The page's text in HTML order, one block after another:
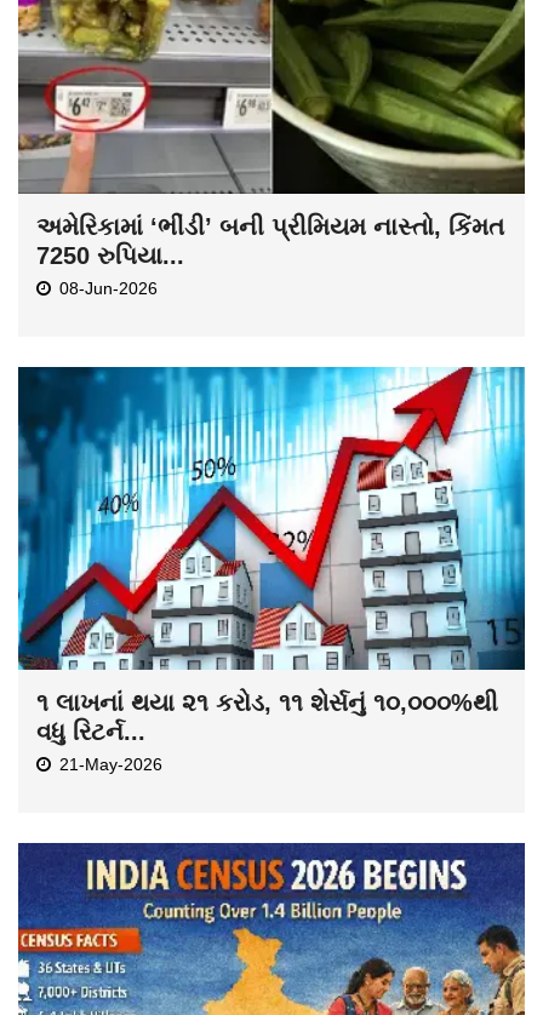
અમેરિકામાં ‘ભીંડી’ બની પ્રીમિયમ નાસ્તો, કિંમત
7250 રુપિયા...
08-Jun-2026
૧ લાખનાં થયા ૨૧ કરોડ, ૧૧ શેર્સનું ૧૦,૦૦૦%થી
વધુ રિટર્ન...
21-May-2026